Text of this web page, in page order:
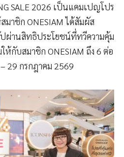
SALE 2026 เป็นแคมเปญโปร
าชิก ONESIAM ได้สัมผัส
ผ่านสิทธิประโยชน์ที่ทวีความคุ้ม
ห้กับสมาชิก ONESIAM ถึง 6 ต่อ
29 กรกฎาคม 2569